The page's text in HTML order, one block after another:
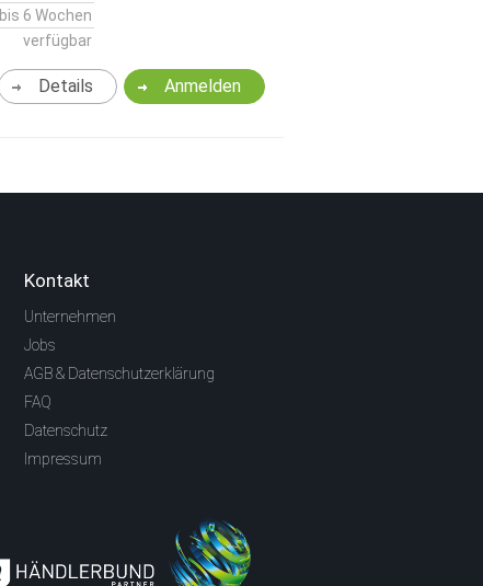
bis 6 Wochen
verfügbar
Anmelden
Details
Kontakt
Unternehmen
Jobs
AGB & Datenschutzerklärung
FAQ
Datenschutz
Impressum